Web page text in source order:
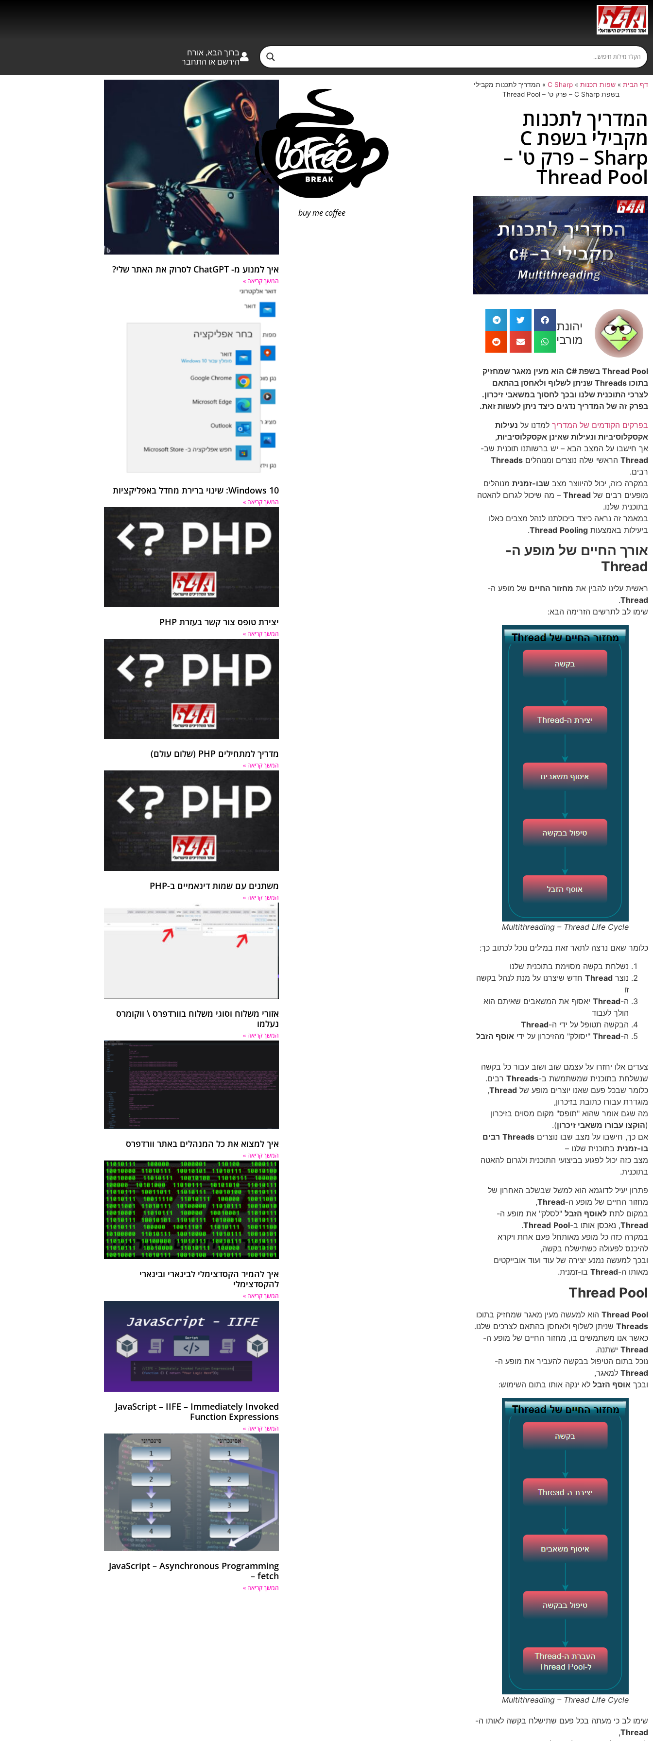
ברוך הבא, אורח
הירשם או התחבר
דף הבית »שפות תכנות »
C Sharp
» המדריך לתכנות מקבילי
בשפת C Sharp – פרק ט' – Thread Pool
המדריך לתכנות
מקבילי בשפת C
Sharp – פרק ט' –
Thread Pool
יהונתן
מורביה
Thread Pool בשפת #C הוא מעין מאגר שמחזיק
בתוכו Threads שניתן לשלוף ולאחסן בהתאם
לצרכי התוכנית שלנו ובכך לחסוך במשאבי זיכרון.
בפרק זה של המדריך נדגים כיצד ניתן לעשות זאת.
בפרקים הקודמים של המדריך למדנו על נעילות
אקסקלוסיביות ונעילות שאינן אקסקלוסיביות,
אך חישבו על המצב הבא – יש ברשותנו תוכנית שב-
Thread הראשי שלה נוצרים ומנוהלים Threads
רבים.
במקרה כזה, יכול להיווצר מצב שבו-זמנית מנוהלים
מופעים רבים של Thread – מה שיכול לגרום להאטה
בתוכנית שלנו.
במאמר זה נראה כיצד ביכולתנו לנהל מצבים כאלו
ביעילות באמצעות
Thread Pooling
.
אורך החיים של מופע ה-
Thread
ראשית עלינו להבין את מחזור החיים של מופע ה-
Thread
.
שימו לב לתרשים הזרימה הבא:
Multithreading – Thread Life Cycle
כלומר שאם נרצה לתאר זאת במילים נוכל לכתוב כך:
נשלחת בקשה מסוימת בתוכנית שלנו
נוצר Thread חדש שיצרנו על מנת לנהל בקשה
זו
ה-Thread יאסוף את המשאבים שאיתם הוא
הולך לעבוד
הבקשה תטופל על ידי ה-Thread
ה-Thread "יסולק" מהזיכרון על ידי אוסף הזבל
צעדים אלו יחזרו על עצמם שוב ושוב עבור כל בקשה
שנשלחת בתוכנית שמשתמשת ב-Threads רבים.
כלומר שבכל פעם שאנו יוצרים מופע של Thread
,
מוגדרת עבורו כתובת בזיכרון,
מה שגם אומר שהוא "תופס" מקום מסוים בזיכרון
(הוקצו עבורו משאבי זיכרון).
אם כך, חישבו על מצב שבו נוצרים Threads רבים
בו-זמנית בתוכנית שלנו –
מצב כזה יכול לפגוע בביצועי התוכנית ולגרום להאטה
בתוכנית.
פתרון יעיל לדוגמא הוא למשל שבשלב האחרון של
מחזור החיים של מופע ה-Thread
,
במקום לתת לאוסף הזבל "לסלק" את מופע ה-
Thread, נאכסן אותו ב- Thread Pool
.
במקרה כזה כל מופע מאותחל פעם אחת ויקרא
להיכנס לפעולה כשתישלח בקשה,
ובכך למעשה נמנע יצירה של עוד ועוד אובייקטים
מאותו ה-Thread בו-זמנית.
Thread Pool
Thread Pool
הוא למעשה מעין מאגר שמחזיק בתוכו
Threads שניתן לשלוף ולאחסן בהתאם לצרכים שלנו.
כאשר אנו משתמשים בו, מחזור החיים של מופע ה-
Thread ישתנה.
נוכל בתום הטיפול בבקשה להעביר את מופע ה-
Thread למאגר,
ובכך אוסף הזבל לא ינקה אותו בתום השימוש:
Multithreading – Thread Life Cycle
שימו לב כי מעתה בכל פעם שתישלח בקשה לאותו ה-
Thread
,
buy me coffee
איך למנוע מ- ChatGPT לסרוק את האתר שלי?
המשך קריאה »
Windows 10: שינוי ברירת מחדל באפליקציות
המשך קריאה »
יצירת טופס צור קשר בעזרת PHP
המשך קריאה »
מדריך למתחילים PHP (שלום עולם)
המשך קריאה »
משתנים עם שמות דינאמיים ב-PHP
המשך קריאה »
אזורי משלוח וסוגי משלוח בוורדפרס \ ווקומרס
נעלמו
המשך קריאה »
איך למצוא את כל המנהלים באתר וורדפרס
המשך קריאה »
איך להמיר הקסדצימלי לבינארי ובינארי
להקסדצימלי
המשך קריאה »
JavaScript – IIFE – Immediately Invoked
Function Expressions
המשך קריאה »
JavaScript – Asynchronous Programming
– fetch
המשך קריאה »